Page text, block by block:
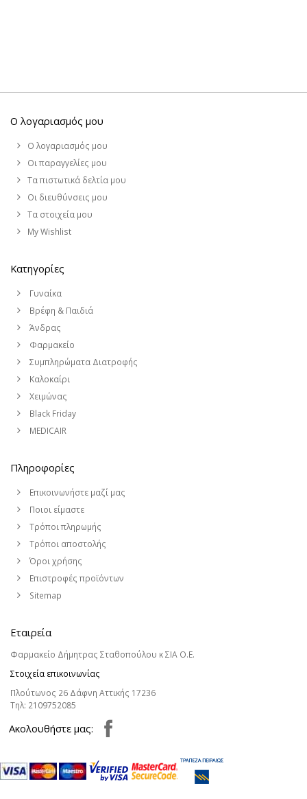
Ο λογαριασμός μου
Ο λογαριασμός μου
Οι παραγγελίες μου
Τα πιστωτικά δελτία μου
Οι διευθύνσεις μου
Τα στοιχεία μου
My Wishlist
Κατηγορίες
Γυναίκα
Βρέφη & Παιδιά
Άνδρας
Φαρμακείο
Συμπληρώματα Διατροφής
Καλοκαίρι
Χειμώνας
Black Friday
MEDICAIR
Πληροφορίες
Επικοινωνήστε μαζί μας
Ποιοι είμαστε
Τρόποι πληρωμής
Τρόποι αποστολής
Όροι χρήσης
Επιστροφές προϊόντων
Sitemap
Εταιρεία
Φαρμακείο Δήμητρας Σταθοπούλου κ ΣΙΑ Ο.Ε.
Στοιχεία επικοινωνίας
Πλούτωνος 26 Δάφνη Αττικής 17236
Τηλ: 2109752085
Aκολουθήστε μας: